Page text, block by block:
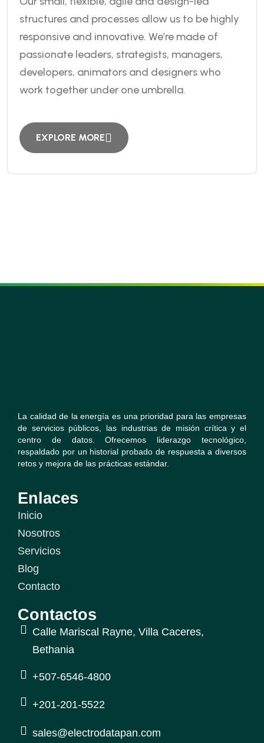
structures and processes allow us to be highly
responsive and innovative. We’re made of
passionate leaders, strategists, managers,
developers, animators and designers who
work together under one umbrella.
EXPLORE MORE
Contactos
Calle Mariscal Rayne, Villa Caceres,
Bethania
+507-6546-4800
+201-201-5522
sales@electrodatapan.com
Enlaces
Inicio
Nosotros
Servicios
Blog
Contacto
La calidad de la energía es una prioridad para las empresas
de servicios públicos, las industrias de misión crítica y el
centro de datos. Ofrecemos liderazgo tecnológico,
respaldado por un historial probado de respuesta a diversos
retos y mejora de las prácticas estándar.